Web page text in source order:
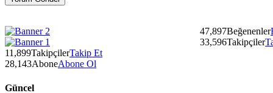
47,897Beğenenler
33,596Takipçiler
11,899TakipçilerTakip Et
28,143AboneAbone Ol
Güncel